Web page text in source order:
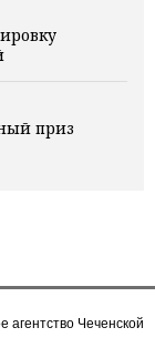
приз
Чеченской